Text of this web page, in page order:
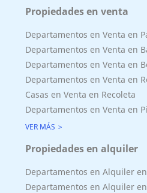
Propiedades en venta
Departamentos en Venta en
Departamentos en Venta en
Departamentos en Venta en
Departamentos en Venta en
Casas en Venta en Recoleta
Departamentos en Venta en
VER MÁS
Propiedades en alquiler
Departamentos en Alquiler
Departamentos en Alquiler